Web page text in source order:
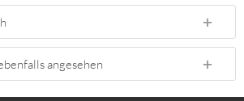
angesehen